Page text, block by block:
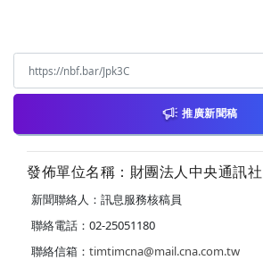
推廣新聞稿
發佈單位名稱：財團法人中央通訊社
新聞聯絡人：訊息服務核稿員
聯絡電話：02-25051180
聯絡信箱： timtimcna@mail.cna.com.tw